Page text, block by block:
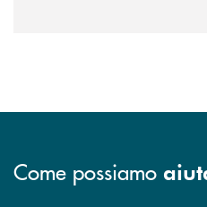
Come possiamo